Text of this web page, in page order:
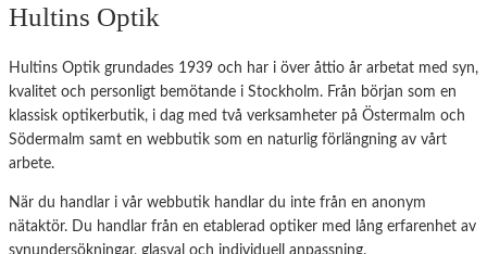
Hultins Optik
Hultins Optik grundades 1939 och har i över åttio år arbetat med syn,
kvalitet och personligt bemötande i Stockholm. Från början som en
klassisk optikerbutik, i dag med två verksamheter på Östermalm och
Södermalm samt en webbutik som en naturlig förlängning av vårt
arbete.
När du handlar i vår webbutik handlar du inte från en anonym
nätaktör. Du handlar från en etablerad optiker med lång erfarenhet av
synundersökningar, glasval och individuell anpassning.